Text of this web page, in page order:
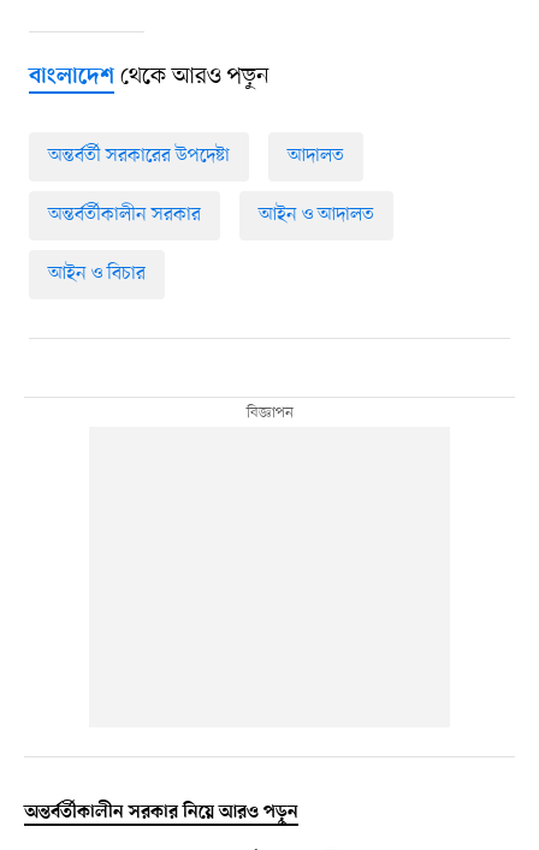
বাংলাদেশথেকে আরও পড়ুন
অন্তর্বর্তী সরকারের উপদেষ্টা আদালত
অন্তর্বর্তীকালীন সরকার আইন ও আদালত
আইন ও বিচার
অন্তর্বর্তীকালীন সরকার নিয়ে আরও পড়ুন